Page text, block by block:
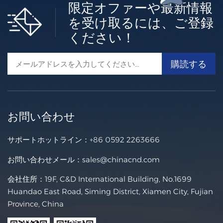
2000W～6000W 純正弦波インバーター充電器
C&D Emerging Energyの最新イノベーションであるGM
Cインバーターチャージャーは、現代のモバイル電源シス
す。レクリエーション車両、特殊車両、船舶用途向けに設
ントなマルチステージ充電により、卓越したパフォーマン
システムとDCシステム間のシームレスな自動切り替え機
能を備え、途切れることのない電力供給を保証します。ま
トを統合し、高度なシステム監視と対話型制御を可能に
し、幅広いユーザー要件に対応します。過酷な条件下でも
動作するように設計されたこのユニットは、最大50℃の温
度でも確実に動作し、出力低下や中断なしにフルパワー出
力を維持します。耐久性、インテリジェント性、汎用性を
兼ね備えたGMCインバーターチャージャーは、モバイル
およびオフグリッド電源アプリケーションに最適なソリュ
ーションです。
もっと +
限定オファーや最新情報
を受け取るには、ご登録
ください！
お問い合わせ
サポートホットライン： +86 0592 2263666
お問い合わせメール： sales@chinacnd.com
会社住所：19F, C&D International Building, No.1699
Huandao East Road, Siming District, Xiamen City, Fujian
Province, China